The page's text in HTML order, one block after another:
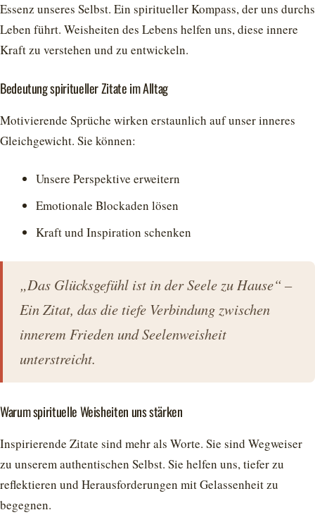
Essenz unseres Selbst. Ein spiritueller Kompass, der uns durchs
Leben führt. Weisheiten des Lebens helfen uns, diese innere
Kraft zu verstehen und zu entwickeln.
Bedeutung spiritueller Zitate im Alltag
Motivierende Sprüche wirken erstaunlich auf unser inneres
Gleichgewicht. Sie können:
Unsere Perspektive erweitern
Emotionale Blockaden lösen
Kraft und Inspiration schenken
„Das Glücksgefühl ist in der Seele zu Hause“ –
Ein Zitat, das die tiefe Verbindung zwischen
innerem Frieden und Seelenweisheit
unterstreicht.
Warum spirituelle Weisheiten uns stärken
Inspirierende Zitate sind mehr als Worte. Sie sind Wegweiser
zu unserem authentischen Selbst. Sie helfen uns, tiefer zu
reflektieren und Herausforderungen mit Gelassenheit zu
begegnen.